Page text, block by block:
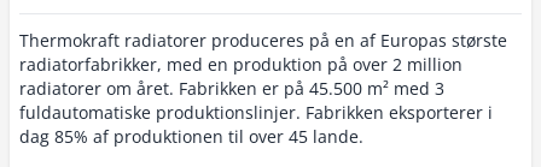
Thermokraft radiatorer produceres på en af Europas største
radiatorfabrikker, med en produktion på over 2 million
radiatorer om året. Fabrikken er på 45.500 m² med 3
fuldautomatiske produktionslinjer. Fabrikken eksporterer i
dag 85% af produktionen til over 45 lande.